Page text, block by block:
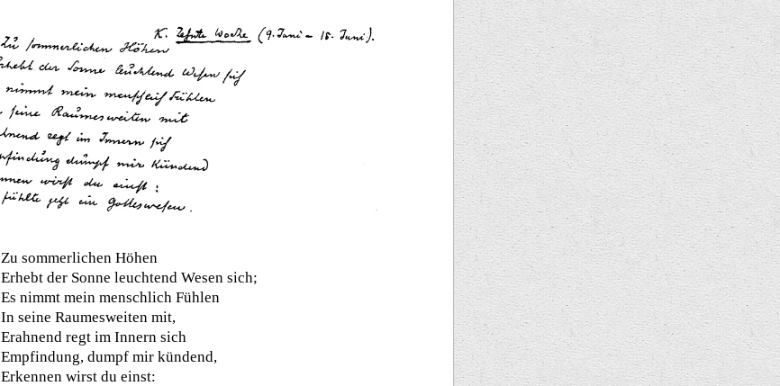
Zu sommerlichen Höhen
Erhebt der Sonne leuchtend Wesen sich;
Es nimmt mein menschlich Fühlen
In seine Raumesweiten mit,
Erahnend regt im Innern sich
Empfindung, dumpf mir kündend,
Erkennen wirst du einst: